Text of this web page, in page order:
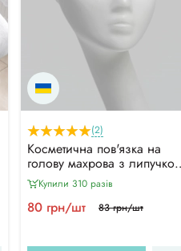
(2)
Косметична пов'язка на
голову махрова з
білаКупили 310 разiв
80 грн/шт 83 грн/шт